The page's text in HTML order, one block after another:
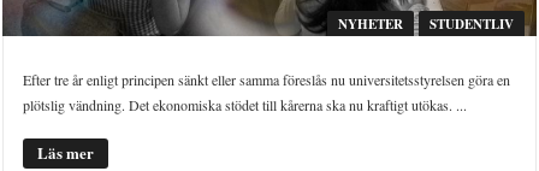
NYHETER STUDENTLIV
Efter tre år enligt principen sänkt eller samma föreslås nu universitetsstyrelsen göra en
plötslig vändning. Det ekonomiska stödet till kårerna ska nu kraftigt utökas. ...
Läs mer